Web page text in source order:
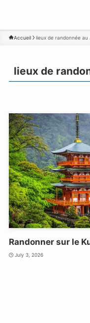
Accueil lieux de randonnée au
lieux de
Randonner sur le
July 3, 2026